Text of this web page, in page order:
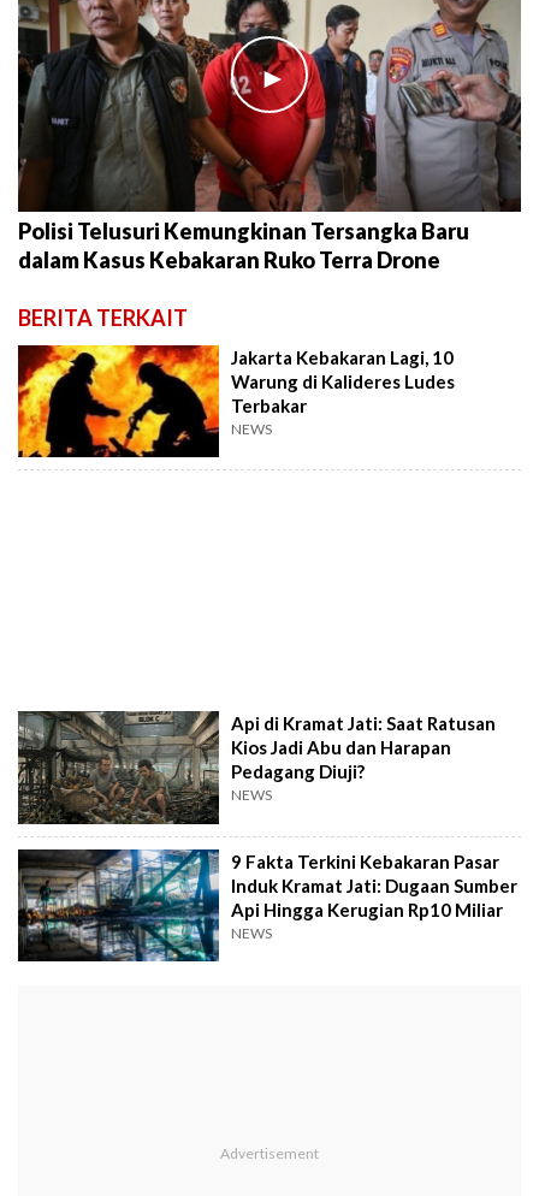
►
Polisi Telusuri Kemungkinan Tersangka Baru
dalam Kasus Kebakaran Ruko Terra Drone
BERITA TERKAIT
Jakarta Kebakaran Lagi, 10
Warung di Kalideres Ludes
Terbakar
NEWS
Api di Kramat Jati: Saat Ratusan
Kios Jadi Abu dan Harapan
Pedagang Diuji?
NEWS
9 Fakta Terkini Kebakaran Pasar
Induk Kramat Jati: Dugaan Sumber
Api Hingga Kerugian Rp10 Miliar
NEWS